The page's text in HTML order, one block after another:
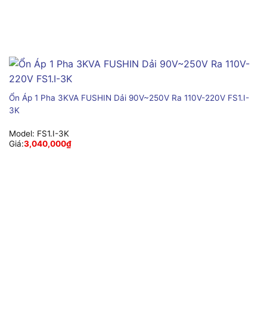
Ổn Áp 1 Pha 3KVA FUSHIN Dải 90V~250V Ra 110V-220V FS1.I-
3K
Model: FS1.I-3K
Giá:3,040,000₫